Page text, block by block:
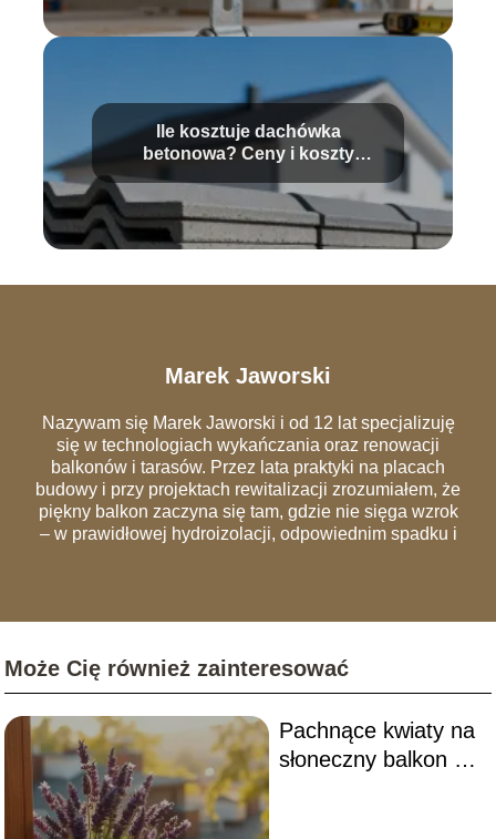
Ile kosztuje dachówka
betonowa? Ceny i koszty
Marek Jaworski
Nazywam się Marek Jaworski i od 12 lat specjalizuję
się w technologiach wykańczania oraz renowacji
balkonów i tarasów. Przez lata praktyki na placach
budowy i przy projektach rewitalizacji zrozumiałem, że
piękny balkon zaczyna się tam, gdzie nie sięga wzrok
– w prawidłowej hydroizolacji, odpowiednim spadku i
remonty trzeba powtarzać co dwa sezony. Analizuję
kompozytowych i systemów wentylowanych, po
tradycyjną ceramikę. Moim celem jest edukowanie
"instagramowy", ale przede wszystkim trwały,
bezpieczny i zgodny z przepisami wspólnot
mieszkaniowych.
Może Cię również zainteresować
Pachnące kwiaty na
słoneczny balkon –